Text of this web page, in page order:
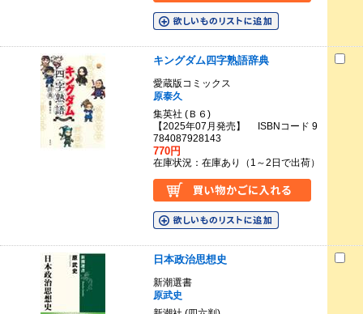
キングダム四字熟語辞典
愛蔵版コミックス
原泰久
集英社 (Ｂ６)
【2025年07月発売】 ISBNコード 9
784087928143
770円
在庫状況：在庫あり（1～2日で出荷）
日本政治思想史
新潮選書
原武史